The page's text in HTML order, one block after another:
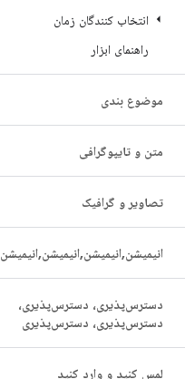
انتخاب کنندگان زمان
راهنمای ابزار
موضوع بندی
متن و تایپوگرافی
تصاویر و گرافیک
انیمیشن,انیمیشن,انیمیشن,انیمیشن
دسترس‌پذیری، دسترس‌پذیری،
دسترس‌پذیری، دسترس‌پذیری
لمس کنید و وارد کنید